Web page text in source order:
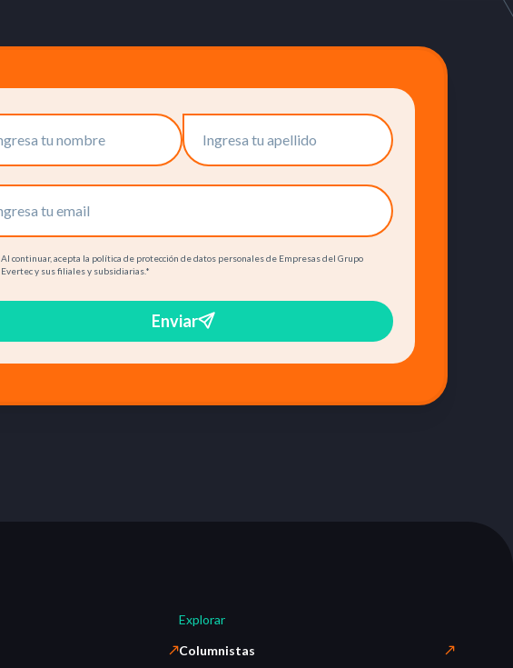
Al continuar, acepta la política de protección de datos personales de Empresas del Grupo
Evertec y sus filiales y subsidiarias.*
Enviar
Explorar
Columnistas